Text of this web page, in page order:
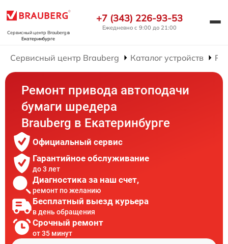
Сервисный центр Braubergв
Екатеринбурге
+7 (343) 226-93-53
Ежедневно с 9:00 до 21:00
Сервисный центр Brauberg Каталог устройств
Ремонт привода автоподачи
бумаги шредера
Brauberg в Екатеринбурге
Официальный сервис
Гарантийное обслуживание
до 3 лет
Диагностика за наш счет,
ремонт по желанию
Бесплатный выезд курьера
в день обращения
Срочный ремонт
от 35 минут